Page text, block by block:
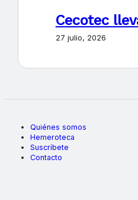
Cecotec
27 julio, 2026
Quiénes somos
Hemeroteca
Suscríbete
Contacto